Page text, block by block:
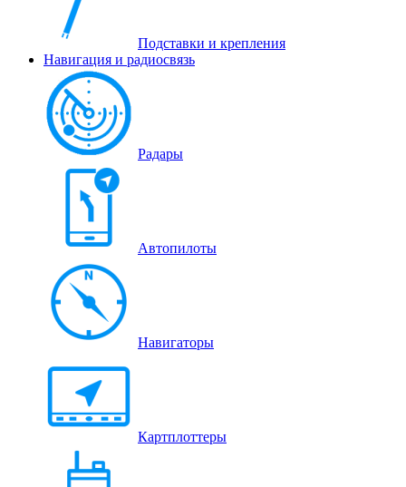
Подставки и крепления
Навигация и радиосвязь
Радары
Автопилоты
Навигаторы
Картплоттеры